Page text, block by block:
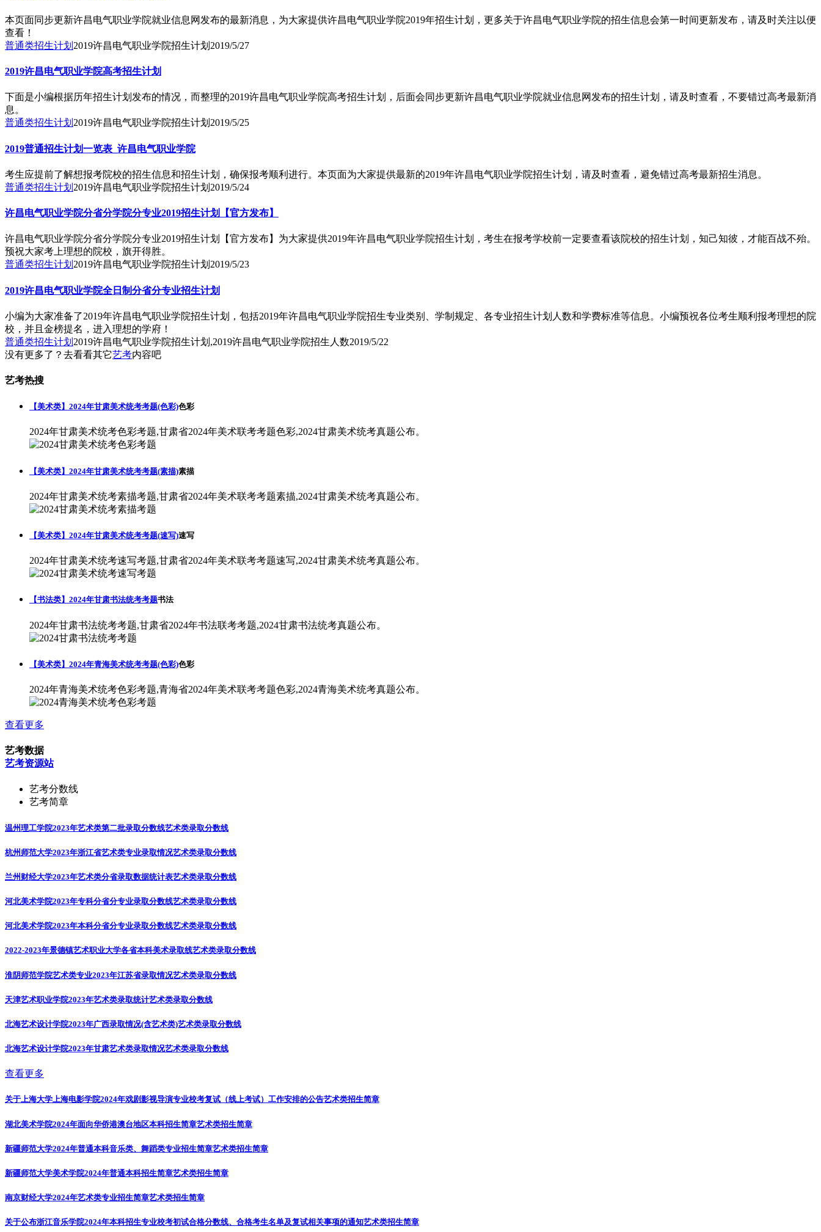
本页面同步更新许昌电气职业学院就业信息网发布的最新消息，为大家提供许昌电气职业学院2019年招生计划，更多关于许昌电气职业学院的招生信息会第一时间更新发布，请及时关注以便
查看！
普通类招生计划 2019许昌电气职业学院招生计划 2019/5/27
2019许昌电气职业学院高考招生计划
下面是小编根据历年招生计划发布的情况，而整理的2019许昌电气职业学院高考招生计划，后面会同步更新许昌电气职业学院就业信息网发布的招生计划，请及时查看，不要错过高考最新消
息。
普通类招生计划 2019许昌电气职业学院招生计划 2019/5/25
2019普通招生计划一览表_许昌电气职业学院
考生应提前了解想报考院校的招生信息和招生计划，确保报考顺利进行。本页面为大家提供最新的2019年许昌电气职业学院招生计划，请及时查看，避免错过高考最新招生消息。
普通类招生计划 2019许昌电气职业学院招生计划 2019/5/24
许昌电气职业学院分省分学院分专业2019招生计划【官方发布】
许昌电气职业学院分省分学院分专业2019招生计划【官方发布】为大家提供2019年许昌电气职业学院招生计划，考生在报考学校前一定要查看该院校的招生计划，知己知彼，才能百战不殆。
预祝大家考上理想的院校，旗开得胜。
普通类招生计划 2019许昌电气职业学院招生计划 2019/5/23
2019许昌电气职业学院全日制分省分专业招生计划
小编为大家准备了2019年许昌电气职业学院招生计划，包括2019年许昌电气职业学院招生专业类别、学制规定、各专业招生计划人数和学费标准等信息。小编预祝各位考生顺利报考理想的院
校，并且金榜提名，进入理想的学府！
普通类招生计划 2019许昌电气职业学院招生计划,2019许昌电气职业学院招生人数2019/5/22
没有更多了？去看看其它艺考内容吧
艺考热搜
【美术类】2024年甘肃美术统考考题(色彩)色彩
2024年甘肃美术统考色彩考题,甘肃省2024年美术联考考题色彩,2024甘肃美术统考真题公布。
【美术类】2024年甘肃美术统考考题(素描)素描
2024年甘肃美术统考素描考题,甘肃省2024年美术联考考题素描,2024甘肃美术统考真题公布。
【美术类】2024年甘肃美术统考考题(速写)速写
2024年甘肃美术统考速写考题,甘肃省2024年美术联考考题速写,2024甘肃美术统考真题公布。
【书法类】2024年甘肃书法统考考题书法
2024年甘肃书法统考考题,甘肃省2024年书法联考考题,2024甘肃书法统考真题公布。
【美术类】2024年青海美术统考考题(色彩)色彩
2024年青海美术统考色彩考题,青海省2024年美术联考考题色彩,2024青海美术统考真题公布。
查看更多
艺考数据
艺考资源站
艺考分数线
艺考简章
温州理工学院2023年艺术类第二批录取分数线艺术类录取分数线
杭州师范大学2023年浙江省艺术类专业录取情况艺术类录取分数线
兰州财经大学2023年艺术类分省录取数据统计表艺术类录取分数线
河北美术学院2023年专科分省分专业录取分数线艺术类录取分数线
河北美术学院2023年本科分省分专业录取分数线艺术类录取分数线
2022-2023年景德镇艺术职业大学各省本科美术录取线艺术类录取分数线
淮阴师范学院艺术类专业2023年江苏省录取情况艺术类录取分数线
天津艺术职业学院2023年艺术类录取统计艺术类录取分数线
北海艺术设计学院2023年广西录取情况(含艺术类)艺术类录取分数线
北海艺术设计学院2023年甘肃艺术类录取情况艺术类录取分数线
查看更多
关于上海大学上海电影学院2024年戏剧影视导演专业校考复试（线上考试）工作安排的公告艺术类招生简章
湖北美术学院2024年面向华侨港澳台地区本科招生简章艺术类招生简章
新疆师范大学2024年普通本科音乐类、舞蹈类专业招生简章艺术类招生简章
新疆师范大学美术学院2024年普通本科招生简章艺术类招生简章
南京财经大学2024年艺术类专业招生简章艺术类招生简章
关于公布浙江音乐学院2024年本科招生专业校考初试合格分数线、合格考生名单及复试相关事项的通知艺术类招生简章